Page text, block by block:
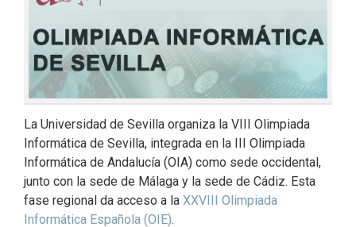
La Universidad de Sevilla organiza la VIII Olimpiada
Informática de Sevilla, integrada en la III Olimpiada
Informática de Andalucía (OIA) como sede occidental,
junto con la sede de Málaga y la sede de Cádiz. Esta
fase regional da acceso a la XXVIII Olimpiada
Informática Española (OIE).